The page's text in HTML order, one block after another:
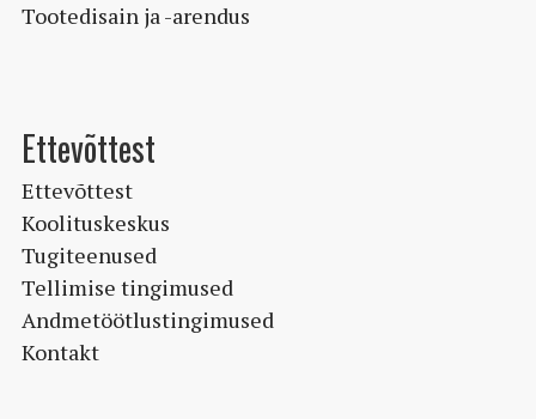
Tootedisain ja -arendus
Ettevõttest
Ettevõttest
Koolituskeskus
Tugiteenused
Tellimise tingimused
Andmetöötlustingimused
Kontakt